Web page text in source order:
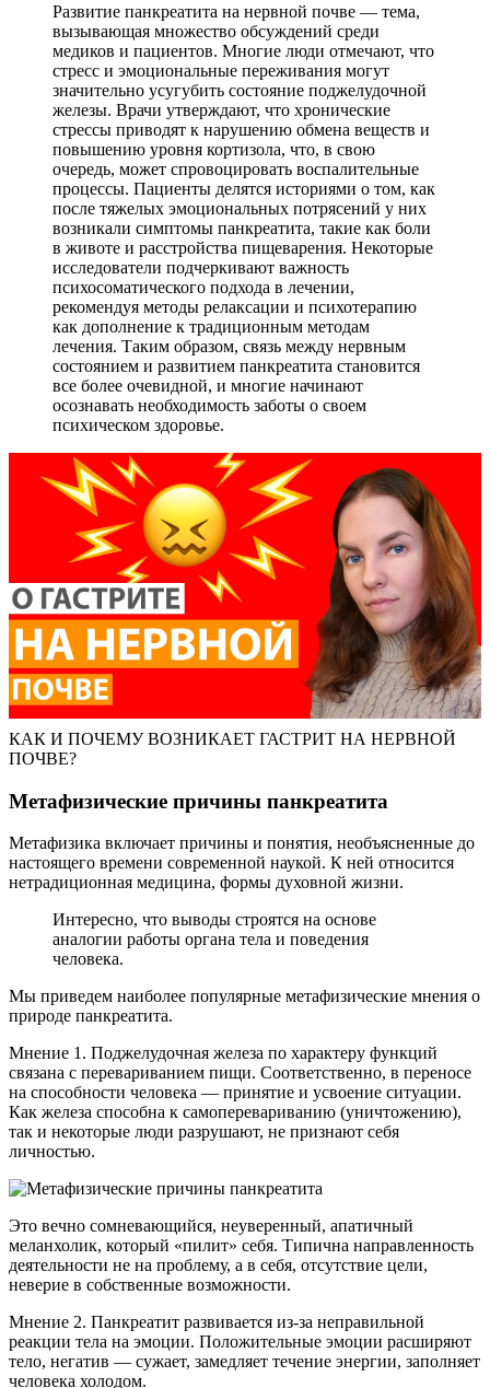
Развитие панкреатита на нервной почве — тема,
вызывающая множество обсуждений среди
медиков и пациентов. Многие люди отмечают, что
стресс и эмоциональные переживания могут
значительно усугубить состояние поджелудочной
железы. Врачи утверждают, что хронические
стрессы приводят к нарушению обмена веществ и
повышению уровня кортизола, что, в свою
очередь, может спровоцировать воспалительные
процессы. Пациенты делятся историями о том, как
после тяжелых эмоциональных потрясений у них
возникали симптомы панкреатита, такие как боли
в животе и расстройства пищеварения. Некоторые
исследователи подчеркивают важность
психосоматического подхода в лечении,
рекомендуя методы релаксации и психотерапию
как дополнение к традиционным методам
лечения. Таким образом, связь между нервным
состоянием и развитием панкреатита становится
все более очевидной, и многие начинают
осознавать необходимость заботы о своем
психическом здоровье.
КАК И ПОЧЕМУ ВОЗНИКАЕТ ГАСТРИТ НА НЕРВНОЙ
ПОЧВЕ?
Метафизические причины панкреатита
Метафизика включает причины и понятия, необъясненные до
настоящего времени современной наукой. К ней относится
нетрадиционная медицина, формы духовной жизни.
Интересно, что выводы строятся на основе
аналогии работы органа тела и поведения
человека.
Мы приведем наиболее популярные метафизические мнения о
природе панкреатита.
Мнение 1. Поджелудочная железа по характеру функций
связана с перевариванием пищи. Соответственно, в переносе
на способности человека — принятие и усвоение ситуации.
Как железа способна к самоперевариванию (уничтожению),
так и некоторые люди разрушают, не признают себя
личностью.
Это вечно сомневающийся, неуверенный, апатичный
меланхолик, который «пилит» себя. Типична направленность
деятельности не на проблему, а в себя, отсутствие цели,
неверие в собственные возможности.
Мнение 2. Панкреатит развивается из-за неправильной
реакции тела на эмоции. Положительные эмоции расширяют
тело, негатив — сужает, замедляет течение энергии, заполняет
человека холодом.